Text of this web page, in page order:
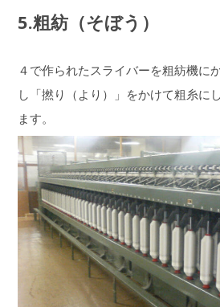
5.粗紡（そぼう）
４で作られたスライバーを粗紡機に
し「撚り（より）」をかけて粗糸に
ます。